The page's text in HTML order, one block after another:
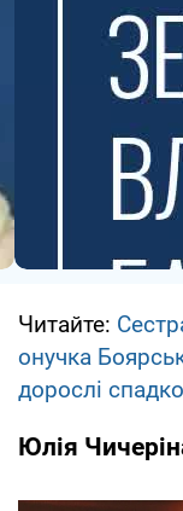
Читайте:
онучка
дорослі
Юлія